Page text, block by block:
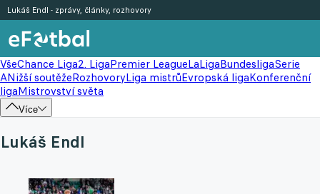
VšeChance Liga2. LigaPremier LeagueLaLigaBundesligaSerie
ANižší soutěžeRozhovoryLiga mistrůEvropská ligaKonferenční
ligaMistrovství světa
Více
Lukáš Endl - zprávy, články, rozhovory
Lukáš Endl